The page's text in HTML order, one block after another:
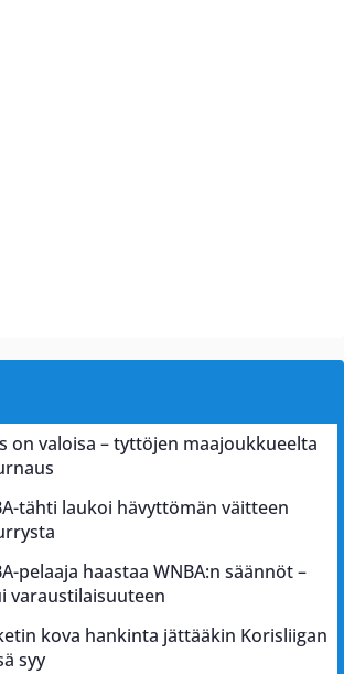
on valoisa – tyttöjen maajoukkueelta
tähti laukoi hävyttömän väitteen
pelaaja haastaa WNBA:n säännöt –
varaustilaisuuteen
kova hankinta jättääkin Korisliigan
syy